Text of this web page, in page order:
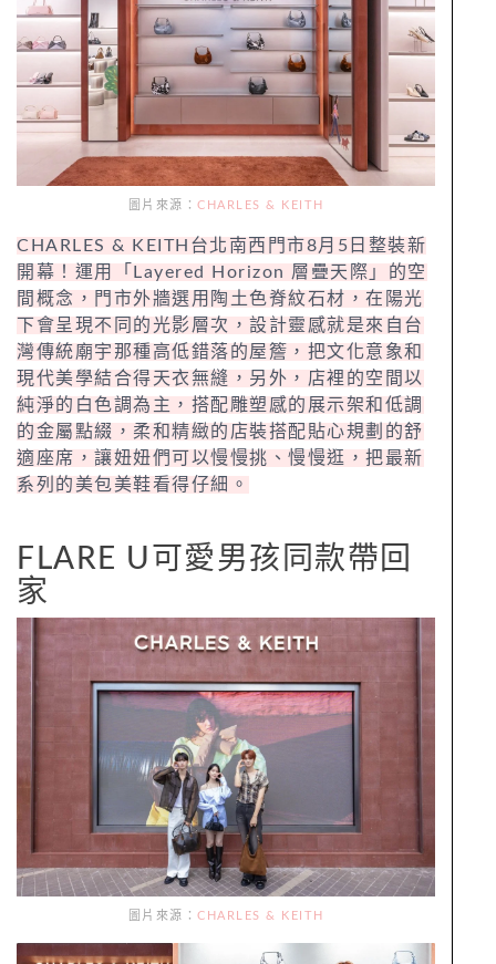
圖片來源： CHARLES & KEITH
CHARLES & KEITH台北南西門市8月5日整裝新
開幕！運用「Layered Horizon 層疊天際」的空
間概念，門市外牆選用陶土色脊紋石材，在陽光
下會呈現不同的光影層次，設計靈感就是來自台
灣傳統廟宇那種高低錯落的屋簷，把文化意象和
現代美學結合得天衣無縫，另外，店裡的空間以
純淨的白色調為主，搭配雕塑感的展示架和低調
的金屬點綴，柔和精緻的店裝搭配貼心規劃的舒
適座席，讓妞妞們可以慢慢挑、慢慢逛，把最新
系列的美包美鞋看得仔細。
FLARE U可愛男孩同款帶回
家
圖片來源： CHARLES & KEITH